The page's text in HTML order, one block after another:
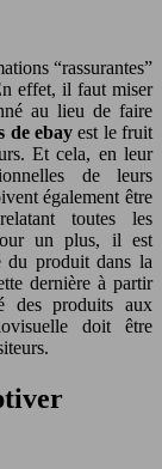
“rassurantes”
effet, il faut miser
au lieu de faire
de ebay est le fruit
Et cela, en leur
de leurs
également être
toutes les
un plus, il est
du produit dans la
dernière à partir
des produits aux
doit être